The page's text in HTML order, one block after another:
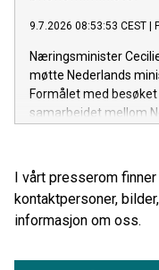
9.7.2026 08:53:53 CEST
Næringsminister
møtte Nederlands
Formålet med
samarbeidet mellom
I vårt presserom
kontaktpersoner,
informasjon om oss.